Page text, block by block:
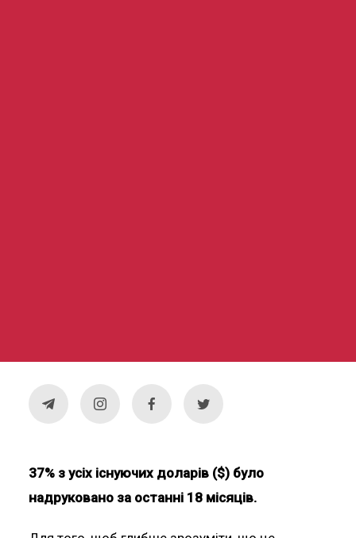
37% з усіх існуючих доларів ($) було
надруковано за останні 18 місяців.